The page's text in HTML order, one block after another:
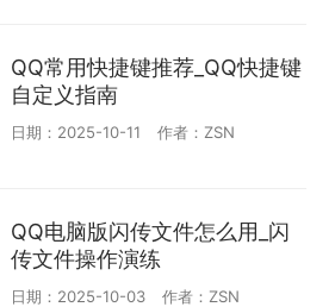
QQ常用快捷键推荐_QQ快捷键
自定义指南
日期：2025-10-11 作者：ZSN
QQ电脑版闪传文件怎么用_闪
传文件操作演练
日期：2025-10-03 作者：ZSN